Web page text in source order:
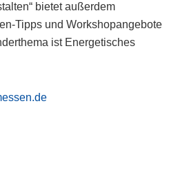
bietet außerdem
Tipps und Workshopangebote
ist Energetisches